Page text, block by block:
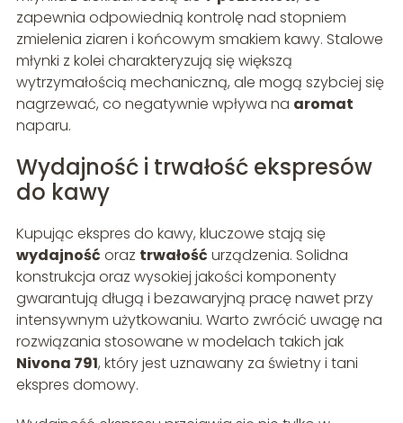
zapewnia odpowiednią kontrolę nad stopniem
zmielenia ziaren i końcowym smakiem kawy. Stalowe
młynki z kolei charakteryzują się większą
wytrzymałością mechaniczną, ale mogą szybciej się
nagrzewać, co negatywnie wpływa na aromat
naparu.
Wydajność i trwałość ekspresów
do kawy
Kupując ekspres do kawy, kluczowe stają się
wydajność oraz trwałość urządzenia. Solidna
konstrukcja oraz wysokiej jakości komponenty
gwarantują długą i bezawaryjną pracę nawet przy
intensywnym użytkowaniu. Warto zwrócić uwagę na
rozwiązania stosowane w modelach takich jak
Nivona 791, który jest uznawany za świetny i tani
ekspres domowy.